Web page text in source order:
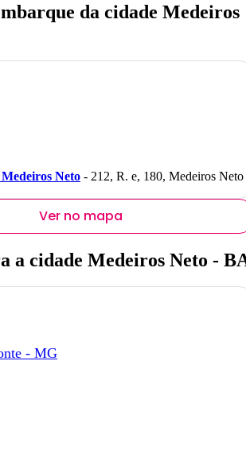
da cidade Medeiros
Neto - 212, R. e, 180, Medeiros Neto
Ver no mapa
a cidade Medeiros Neto -
- MG